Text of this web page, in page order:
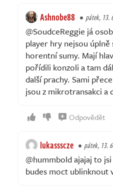
Ashnobe88 pátek, 13.
@SoudceReggie já
player hry nejsou
horentní sumy. Mají
pořídili konzoli a tam
další prachy. Sami
jsou z mikrotransakci a
Odpovědět
lukassscze pátek, 13.
@hummbold ajajaj to jsi
budes moct ublinknout